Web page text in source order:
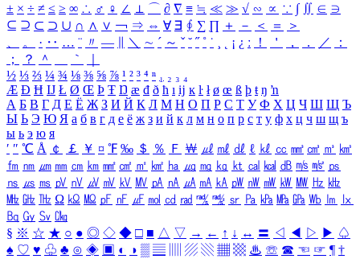
± × ÷ ≠ ≤ ≥ ∞ ∴ ♂ ♀ ∠ ⊥ ⌒ ∂ ∇ ≡ ≒ ≪ ≫ √ ∽ ∝ ∵ ∫ ∬ ∈ ∋
⊆ ⊇ ⊂ ⊃ ∪ ∩ ∧ ∨ ￢ ⇒ ⇔ ∀ ∃ ∮ ∑ ∏ ＋ － ＜ ＝
＞
、
。 · ‥ … ¨ 〃 ― ＼ ∼ ´ ～ ˇ ˘ ˝ ˚ ˙ ¸ ¡ ¿ ː ！ ＇ ， ． ／
：
；
？ ＾ ｀
½ ⅓ ⅔ ¼ ¾ ⅛ ⅜ ⅝ ⅞ ¹ ² ³ ⁴ ⁿ ₁ ₂ ₃ ₄
Æ Ð Ħ Ĳ Ł Ø Œ Þ Ŧ Ŋ æ đ ð ħ ı ĳ ĸ ŀ ł ø œ ß þ ŧ ŋ ŉ
А Б В Г Д Е Ё Ж З И Й К Л М Н О П Р С Т У Ф Х Ц Ч Ш Щ Ъ
Ы Ь Э Ю Я а б в г д е ё ж з и й к л м н о п р с т у ф х ц ч ш щ ъ
ы ь э ю я
′ ″ ℃ Å ￠ ￡ ￥ ¤ ℉ ‰ ＄ ％ Ｆ ￦ ㎕ ㎖ ㎗ ℓ ㎘ ㏄ ㎣ ㎤ ㎥ ㎦
㎙ ㎚ ㎛ ㎜ ㎝ ㎞ ㎟ ㎠ ㎡ ㎢ ㏊ ㎍ ㎎ ㎏ ㏏ ㎈ ㎉ ㏈ ㎧ ㎨ ㎰
㎱ ㎲ ㎳ ㎴ ㎵ ㎶ ㎷ ㎸ ㎹ ㎀ ㎁ ㎂ ㎃ ㎄ ㎺ ㎻ ㎽ ㎾ ㎿ ㎐ ㎑
㎒ ㎓ ㎔ Ω ㏀ ㏁ ㎊ ㎋ ㎌ ㏖ ㏅ ㎭ ㎮ ㎯ ㏛ ㎩ ㎪ ㎫ ㎬ ㏝ ㏐
㏓
㏃ ㏉ ㏜ ㏆
§ ※ ☆ ★ ○ ● ◎ ◇ ◆ □ ■ △ ▽ → ← ↑ ↓ ↔ 〓 ◁ ◀ ▷ ▶ ♤
♠ ♡ ♥ ♧ ♣ ⊙ ◈ ▣ ◐ ◑ ▒ ▤ ▨ ▧ ▦ ▩ ♨ ☏ ☎ ☜ ☞ ¶ †